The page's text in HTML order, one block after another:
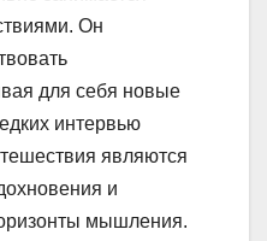
Он
для себя новые
интервью
являются
и
мышления.